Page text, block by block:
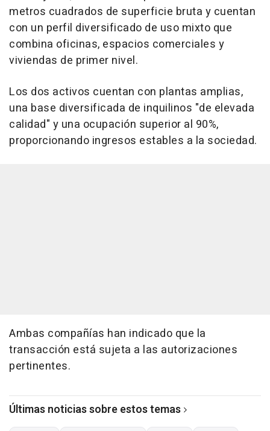
metros cuadrados de superficie bruta y cuentan
con un perfil diversificado de uso mixto que
combina oficinas, espacios comerciales y
viviendas de primer nivel.
Los dos activos cuentan con plantas amplias,
una base diversificada de inquilinos "de elevada
calidad" y una ocupación superior al 90%,
proporcionando ingresos estables a la sociedad.
Ambas compañías han indicado que la
transacción está sujeta a las autorizaciones
pertinentes.
Últimas noticias sobre estos temas